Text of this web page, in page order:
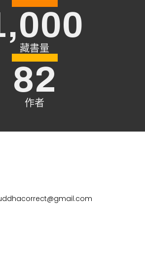
藏書量
作者
82